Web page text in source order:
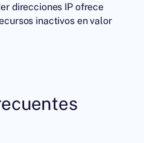
direcciones IPofrece
inactivos en valor